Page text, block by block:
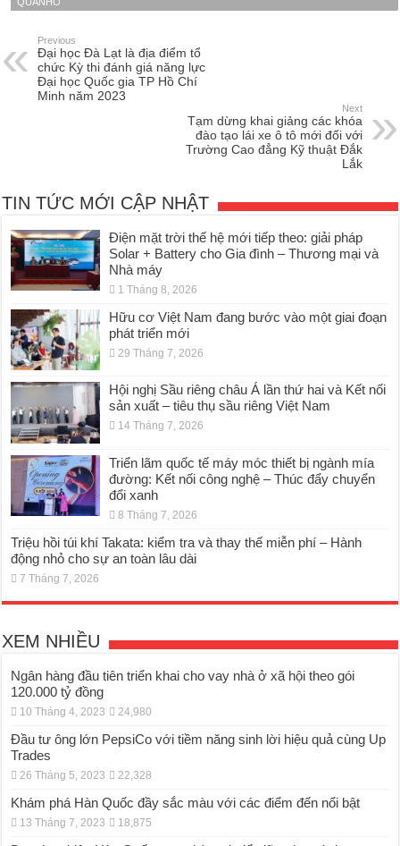
Previous
Đại học Đà Lạt là địa điểm tổ
chức Kỳ thi đánh giá năng lực
Đại học Quốc gia TP Hồ Chí
Minh năm 2023
Next
Tạm dừng khai giảng các khóa
đào tạo lái xe ô tô mới đối với
Trường Cao đẳng Kỹ thuật Đắk
Lắk
TIN TỨC MỚI CẬP NHẬT
Điện mặt trời thế hệ mới tiếp theo: giải pháp
Solar + Battery cho Gia đình – Thương mại và
Nhà máy
1 Tháng 8, 2026
Hữu cơ Việt Nam đang bước vào một giai đoạn
phát triển mới
29 Tháng 7, 2026
Hội nghị Sầu riêng châu Á lần thứ hai và Kết nối
sản xuất – tiêu thụ sầu riêng Việt Nam
14 Tháng 7, 2026
Triển lãm quốc tế máy móc thiết bị ngành mía
đường: Kết nối công nghệ – Thúc đẩy chuyển
đổi xanh
8 Tháng 7, 2026
Triệu hồi túi khí Takata: kiểm tra và thay thế miễn phí – Hành
động nhỏ cho sự an toàn lâu dài
7 Tháng 7, 2026
XEM NHIỀU
Ngân hàng đầu tiên triển khai cho vay nhà ở xã hội theo gói
120.000 tỷ đồng
10 Tháng 4, 2023 24,980
Đầu tư ông lớn PepsiCo với tiềm năng sinh lời hiệu quả cùng Up
Trades
26 Tháng 5, 2023 22,328
Khám phá Hàn Quốc đầy sắc màu với các điểm đến nổi bật
13 Tháng 7, 2023 18,875